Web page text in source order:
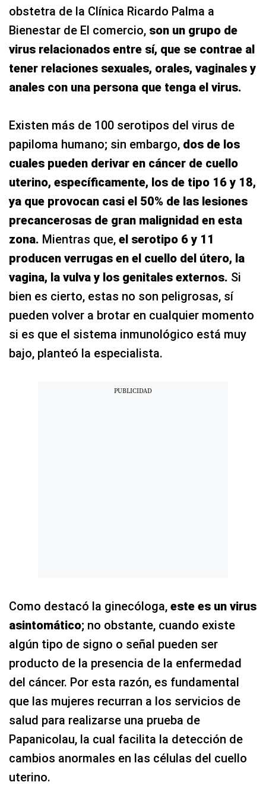
obstetra de la Clínica Ricardo Palma a
Bienestar de El comercio, son un grupo de
virus relacionados entre sí, que se contrae al
tener relaciones sexuales, orales, vaginales y
anales con una persona que tenga el virus.
Existen más de 100 serotipos del virus de
papiloma humano; sin embargo, dos de los
cuales pueden derivar en cáncer de cuello
uterino, específicamente, los de tipo 16 y 18,
ya que provocan casi el 50% de las lesiones
precancerosas de gran malignidad en esta
zona. Mientras que, el serotipo 6 y 11
producen verrugas en el cuello del útero, la
vagina, la vulva y los genitales externos. Si
bien es cierto, estas no son peligrosas, sí
pueden volver a brotar en cualquier momento
si es que el sistema inmunológico está muy
bajo, planteó la especialista.
Como destacó la ginecóloga, este es un virus
asintomático; no obstante, cuando existe
algún tipo de signo o señal pueden ser
producto de la presencia de la enfermedad
del cáncer. Por esta razón, es fundamental
que las mujeres recurran a los servicios de
salud para realizarse una prueba de
Papanicolau, la cual facilita la detección de
cambios anormales en las células del cuello
uterino.